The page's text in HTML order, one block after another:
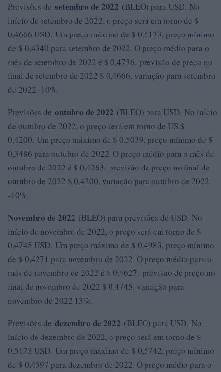
Previsões de setembro de 2022 (BLEO) para USD. No
início de setembro de 2022, o preço será em torno de $
0,4666 USD. Um preço máximo de $ 0,5133, preço mínimo
de $ 0,4340 para setembro de 2022. O preço médio para o
mês de setembro de 2022 é $ 0,4736. previsão de preço no
final de setembro de 2022 $ 0,4666, variação para setembro
de 2022 -10%.
Previsões de outubro de 2022 (BLEO) para USD. No início
de outubro de 2022, o preço será em torno de US $
0,4200. Um preço máximo de $ 0,5039, preço mínimo de $
0,3486 para outubro de 2022. O preço médio para o mês de
outubro de 2022 é $ 0,4263. previsão de preço no final de
outubro de 2022 $ 0,4200, variação para outubro de 2022
-10%.
Novembro de 2022 (BLEO) para previsões de USD. No
início de novembro de 2022, o preço será em torno de $
0,4745 USD. Um preço máximo de $ 0,4983, preço mínimo
de $ 0,4271 para novembro de 2022. O preço médio para o
mês de novembro de 2022 é $ 0,4627. previsão de preço no
final de novembro de 2022 $ 0,4745, variação para
novembro de 2022 13%.
Previsões de dezembro de 2022 (BLEO) para USD. No
início de dezembro de 2022, o preço será em torno de $
0,5173 USD. Um preço máximo de $ 0,5742, preço mínimo
de $ 0,4397 para dezembro de 2022. O preço médio para o